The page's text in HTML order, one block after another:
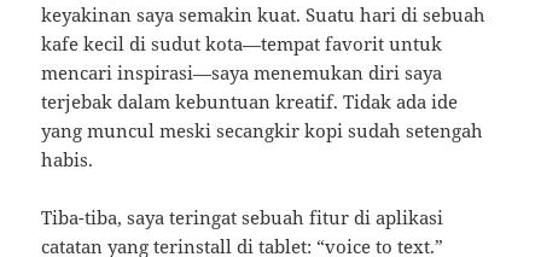
keyakinan saya semakin kuat. Suatu hari di sebuah
kafe kecil di sudut kota—tempat favorit untuk
mencari inspirasi—saya menemukan diri saya
terjebak dalam kebuntuan kreatif. Tidak ada ide
yang muncul meski secangkir kopi sudah setengah
habis.
Tiba-tiba, saya teringat sebuah fitur di aplikasi
catatan yang terinstall di tablet: “voice to text.”